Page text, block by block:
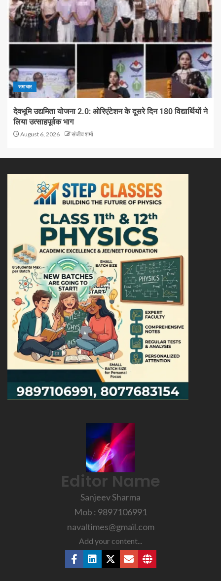
समाचार
देवभूमि उद्यमिता योजना 2.0: ओरिएंटेशन के दूसरे दिन 180 विद्यार्थियों ने
लिया उत्साहपूर्वक भाग
August 6, 2026 संजीव शर्मा
Editor Name
Sanjeev Sharma
Mob : 9897106991
navaltimes@gmail.com
Add your content...